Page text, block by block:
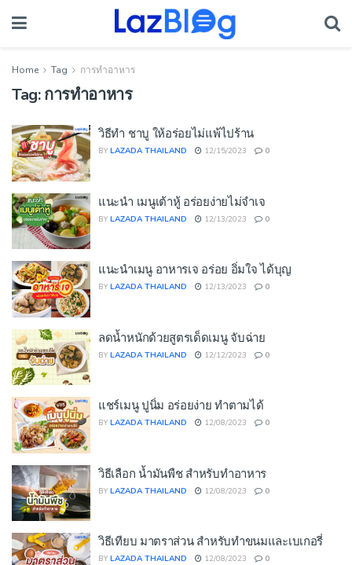
Home Tag การทำอาหาร
Tag:การทำอาหาร
วิธีทำ ชาบู ให้อร่อยไม่แพ้ไปร้าน
BY LAZADA THAILAND 12/15/2023 0
แนะนำ เมนูเต้าหู้ อร่อยง่ายไม่จำเจ
BY LAZADA THAILAND 12/13/2023 0
แนะนำเมนู อาหารเจ อร่อย อิ่มใจ ได้บุญ
BY LAZADA THAILAND 12/13/2023 0
ลดน้ำหนักด้วยสูตรเด็ดเมนู จับฉ่าย
BY LAZADA THAILAND 12/12/2023 0
แชร์เมนู ปูนิ่ม อร่อยง่าย ทำตามได้
BY LAZADA THAILAND 12/08/2023 0
วิธีเลือก น้ำมันพืช สำหรับทำอาหาร
BY LAZADA THAILAND 12/08/2023 0
วิธีเทียบ มาตราส่วน สำหรับทำขนมและเบเกอรี่
BY LAZADA THAILAND 12/08/2023 0